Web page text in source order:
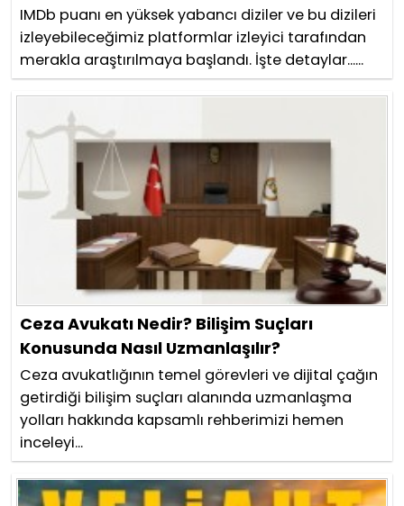
IMDb puanı en yüksek yabancı diziler ve bu dizileri
izleyebileceğimiz platformlar izleyici tarafından
merakla araştırılmaya başlandı. İşte detaylar......
Ceza Avukatı Nedir? Bilişim Suçları
Konusunda Nasıl Uzmanlaşılır?
Ceza avukatlığının temel görevleri ve dijital çağın
getirdiği bilişim suçları alanında uzmanlaşma
yolları hakkında kapsamlı rehberimizi hemen
inceleyi...